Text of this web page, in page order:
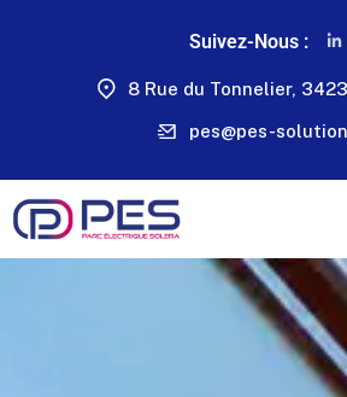
Suivez-Nous :
8 Rue du Tonnelier,
pes@pes-